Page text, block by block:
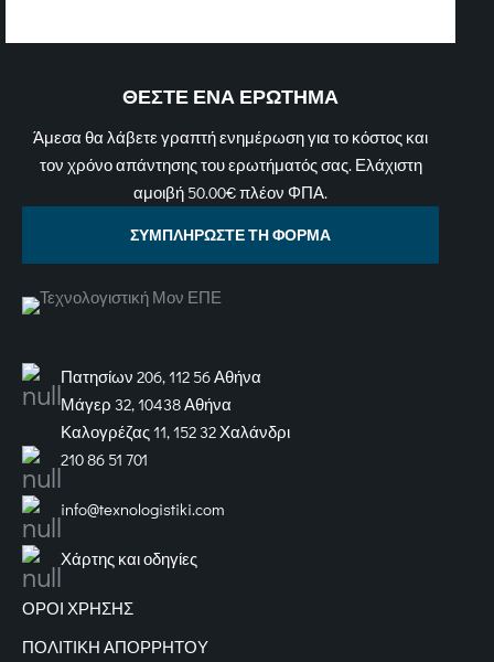
ΘΕΣΤΕ ΕΝΑ ΕΡΩΤΗΜΑ
Άμεσα θα λάβετε γραπτή ενημέρωση για το κόστος και
τον χρόνο απάντησης του ερωτήματός σας. Ελάχιστη
αμοιβή 50.00€ πλέον ΦΠΑ.
ΣΥΜΠΛΗΡΩΣΤΕ ΤΗ ΦΟΡΜΑ
Πατησίων 206, 112 56 Αθήνα
Μάγερ 32, 10438 Αθήνα
Καλογρέζας 11, 152 32 Χαλάνδρι
210 86 51 701
info@texnologistiki.com
Χάρτης και οδηγίες
ΟΡΟΙ ΧΡΗΣΗΣ
ΠΟΛΙΤΙΚΗ ΑΠΟΡΡΗΤΟΥ